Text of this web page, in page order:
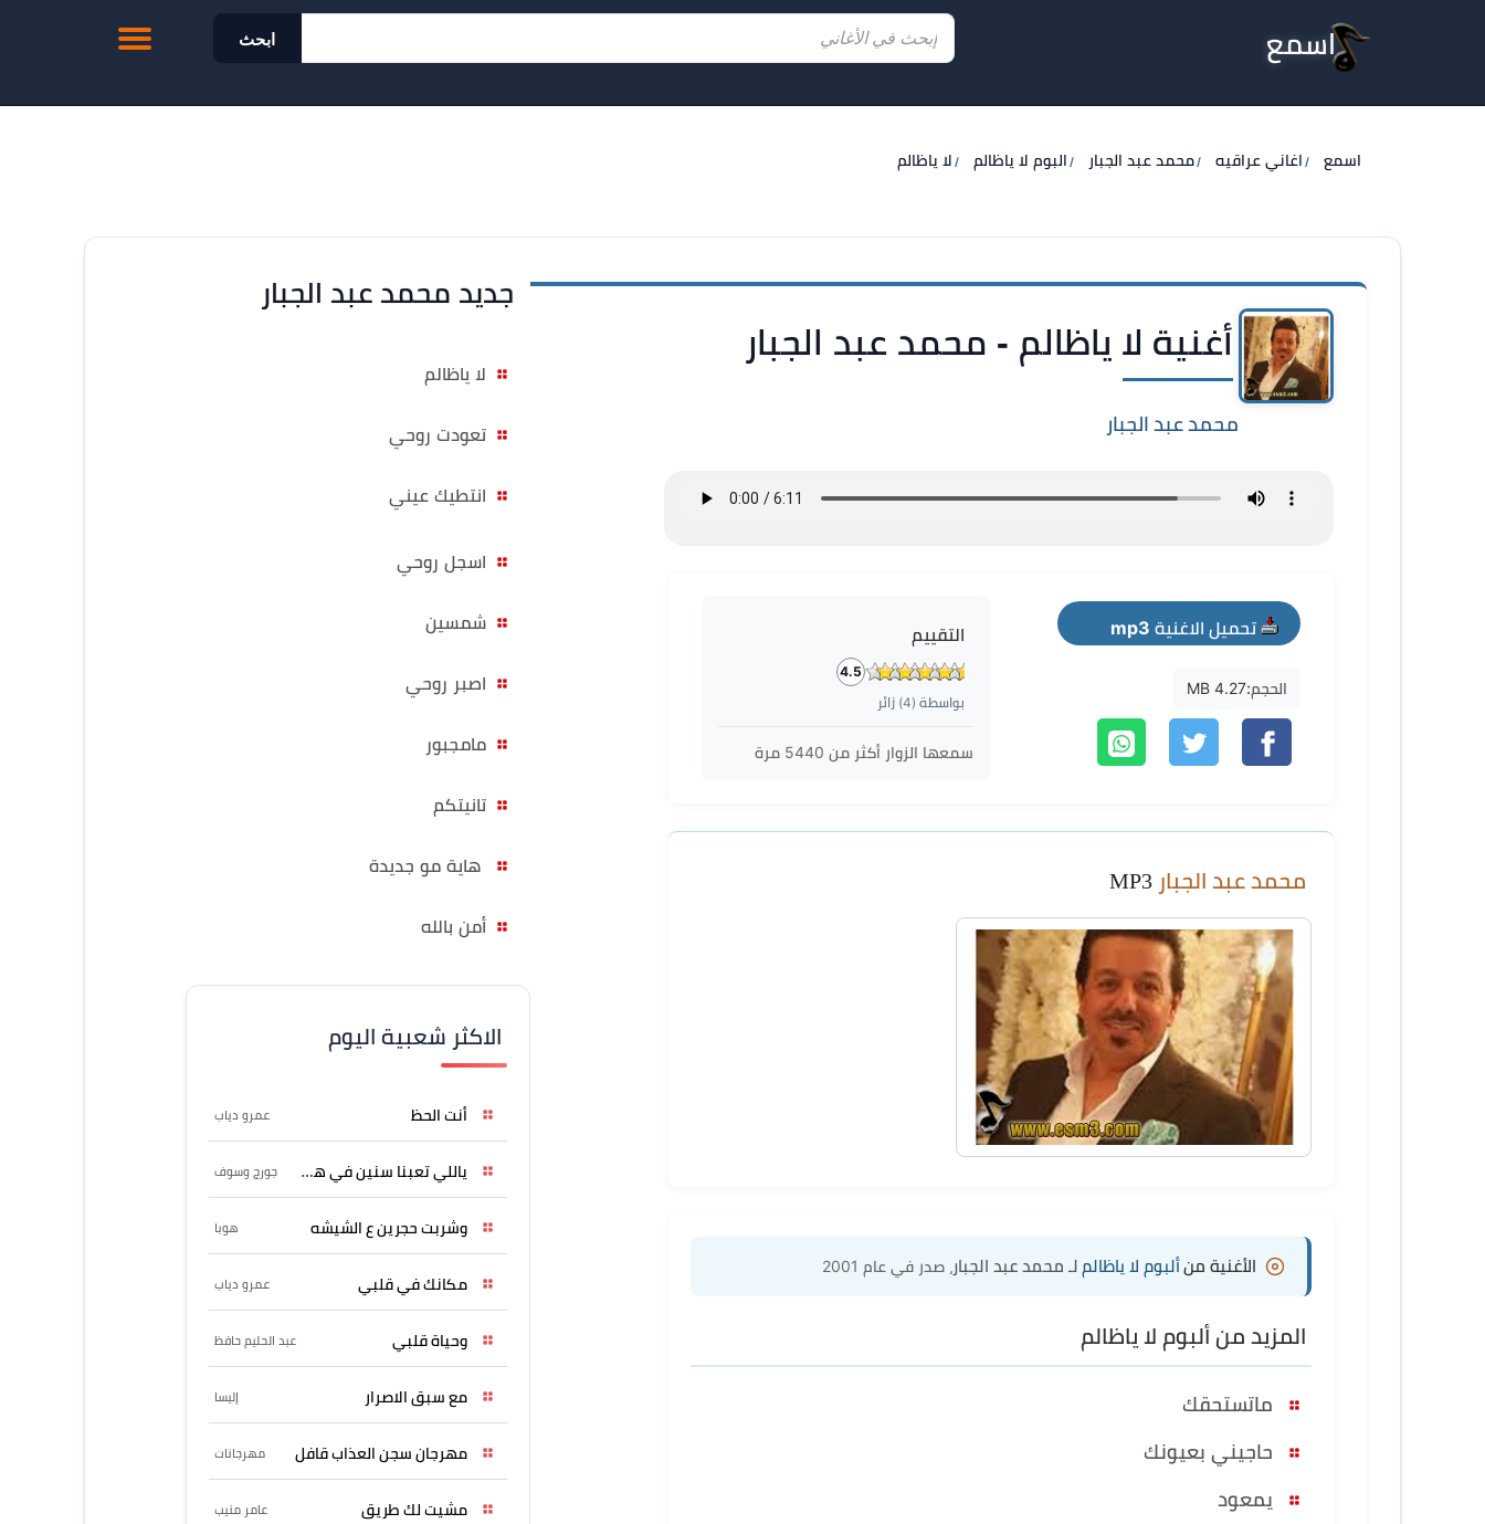
اسمع ابحث
اسمع اغاني عراقيه محمد عبد الجبار البوم لا ياظالم لا ياظالم
أغنية لا ياظالم - محمد عبد الجبار
محمد عبد الجبار
تحميل الاغنية mp3
الحجم:4.27 MB
التقييم
4.5
بواسطة (4) زائر
سمعها الزوار أكثر من 5440 مرة
محمد عبد الجبار
الأغنية منألبوم لا ياظالم لـ محمد عبد الجبار ، صدر في عام 2001
المزيد من ألبوم لا ياظالم
ماتستحقك
حاجيني بعيونك
يمعود
جديد محمد عبد الجبار
لا ياظالم
تعودت روحي
انتطيك عيني
اسجل روحي
شمسين
اصبر روحي
مامجبور
تانيتكم
هاية مو جديدة
أمن بالله
الاكثر شعبية اليوم
أنت الحظ عمرو دياب
ياللي تعبنا سنين في هواه جورج وسوف
وشربت حجرين ع الشيشه هوبا
مكانك في قلبي عمرو دياب
وحياة قلبي عبد الحليم حافظ
مع سبق الاصرار إليسا
مهرجان سجن العذاب قافل مهرجانات
مشيت لك طريق عامر منيب